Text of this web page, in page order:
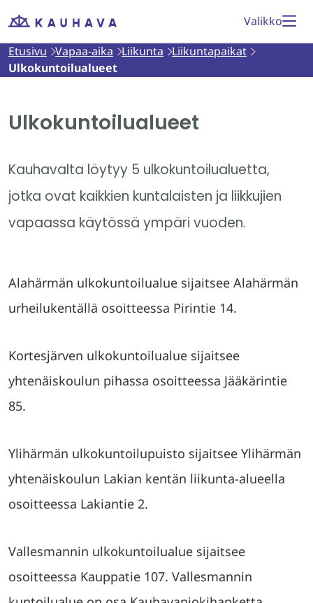
Siirry
Etusivu
Valikko
Etusivu Vapaa-aika Liikunta Liikuntapaikat
Ulkokuntoilualueet
Ulkokuntoilualueet
Kauhavalta löytyy 5 ulkokuntoilualuetta,
jotka ovat kaikkien kuntalaisten ja liikkujien
vapaassa käytössä ympäri vuoden.
Alahärmän ulkokuntoilualue sijaitsee Alahärmän
urheilukentällä osoitteessa Pirintie 14.
Kortesjärven ulkokuntoilualue sijaitsee
yhtenäiskoulun pihassa osoitteessa Jääkärintie
85.
Ylihärmän ulkokuntoilupuisto sijaitsee Ylihärmän
yhtenäiskoulun Lakian kentän liikunta-alueella
osoitteessa Lakiantie 2.
Vallesmannin ulkokuntoilualue sijaitsee
osoitteessa Kauppatie 107. Vallesmannin